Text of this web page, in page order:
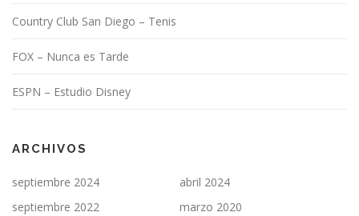
Country Club San Diego – Tenis
FOX – Nunca es Tarde
ESPN – Estudio Disney
ARCHIVOS
septiembre 2024
abril 2024
septiembre 2022
marzo 2020